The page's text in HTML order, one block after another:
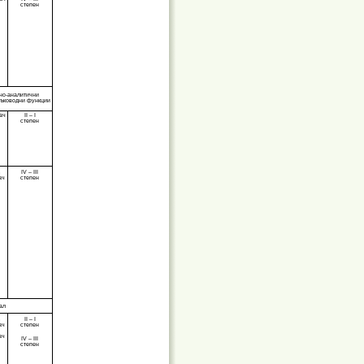
степен
аналитични
функции
–
степен
IV – III
степен
II – I
степен
IV – III
степен